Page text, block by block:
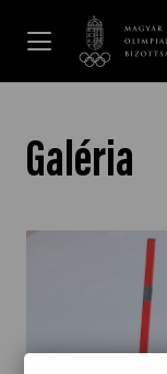
Dakar 2026
Galéria